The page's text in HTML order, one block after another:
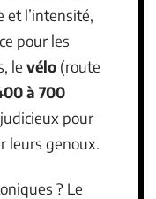
et l’intensité,
pour les
le vélo (route
à 700
pour
leurs genoux.
? Le